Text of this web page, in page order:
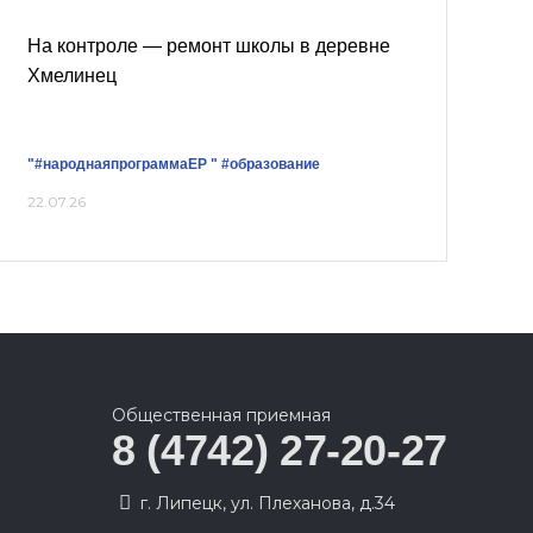
На контроле — ремонт школы в деревне
Хмелинец
"#народнаяпрограммаЕР " #образование
22.07.26
Общественная приемная
8 (4742) 27-20-27
г. Липецк, ул. Плеханова, д.34